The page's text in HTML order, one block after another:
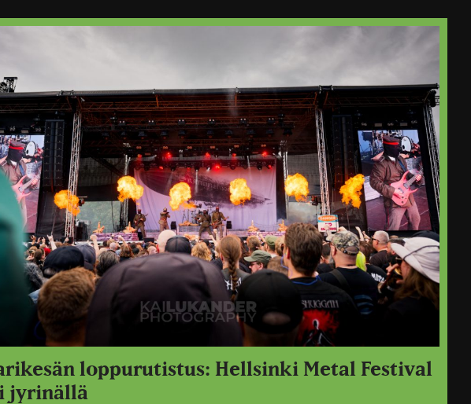
loppurutistus: Hellsinki Metal Festival
jyrinällä